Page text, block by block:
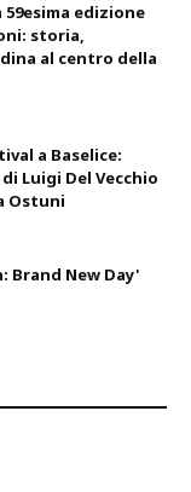
edizione
storia,
al centro della
a Baselice:
Luigi Del Vecchio
Ostuni
Brand New Day'